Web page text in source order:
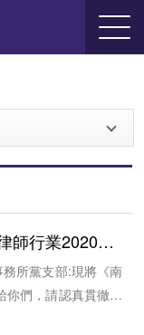
通律行委3號——關于印發南通市律師行業2020年黨建工作要點的通知
所黨支部:現將《南
你們，請認真貫徹執